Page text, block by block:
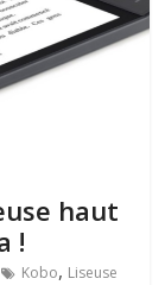
haut
!
Kobo, Liseuse